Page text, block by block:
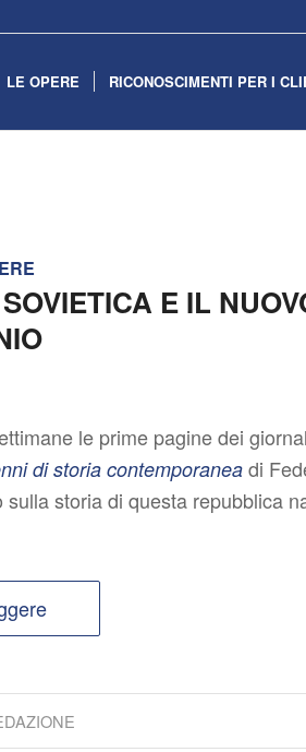
LE OPERE RICONOSCIMENTI PER I
E IL
le prime pagine dei
di storia contemporanea di
storia di questa repubblica